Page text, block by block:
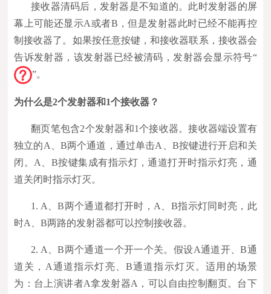
接收器清码后，发射器是不知道的。此时发射器的屏
幕上可能还显示A或者B，但是发射器此时已经不能再控
制接收器了。如果按任意按键，和接收器联系，接收器会
告诉发射器，该发射器已经被清码，发射器会显示符号“
”。
为什么是2个发射器和1个接收器？
翻页笔包含2个发射器和1个接收器。接收器端设置有
独立的A、B两个通道，通过单击A、B按键进行开启和关
闭。A、B按键集成有指示灯，通道打开时指示灯亮，通
道关闭时指示灯灭。
1. A、B两个通道都打开时，A、B指示灯同时亮，此
时A、B两路的发射器都可以控制接收器。
2. A、B两个通道一个开一个关。假设A通道开、B通
道关，A通道指示灯亮、B通道指示灯灭。适用的场景
为：台上演讲者A拿发射器A，可以自由控制翻页。台下